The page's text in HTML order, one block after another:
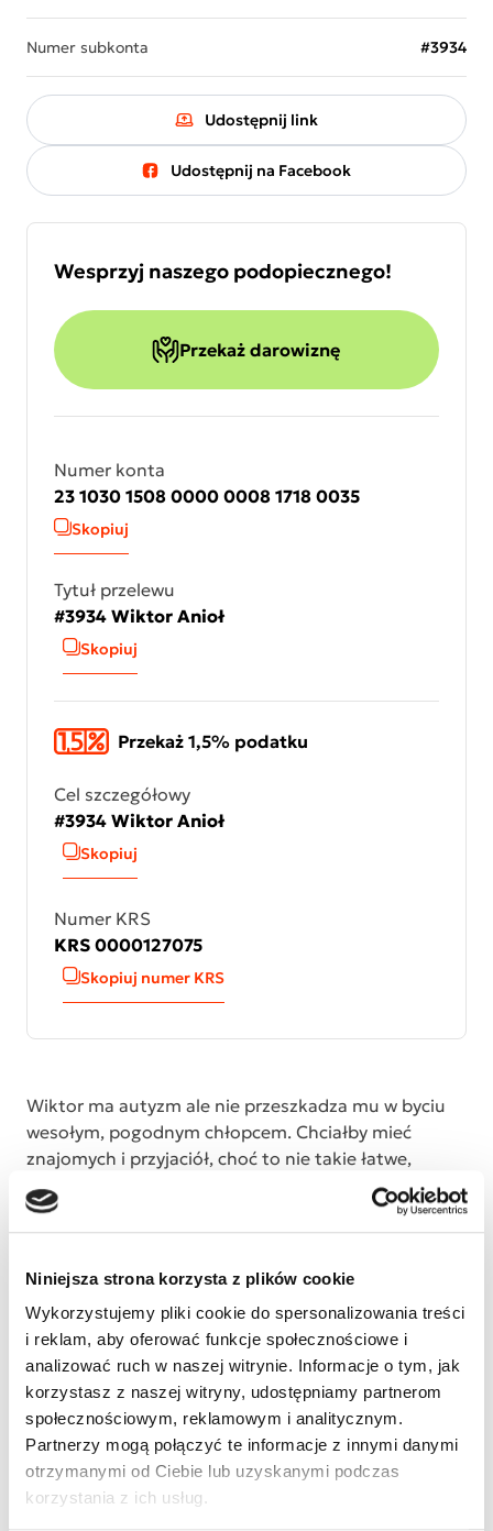
Niniejsza strona korzysta z plików cookie
Wykorzystujemy pliki cookie do spersonalizowania treści
i reklam, aby oferować funkcje społecznościowe i
analizować ruch w naszej witrynie. Informacje o tym, jak
korzystasz z naszej witryny, udostępniamy partnerom
społecznościowym, reklamowym i analitycznym.
Partnerzy mogą połączyć te informacje z innymi danymi
otrzymanymi od Ciebie lub uzyskanymi podczas
korzystania z ich usług.
Numer subkonta #3934
Udostępnij link
Udostępnij na Facebook
Wesprzyj naszego podopiecznego!
Przekaż darowiznę
Numer konta
23 1030 1508 0000 0008 1718 0035
Skopiuj
Tytuł przelewu
#3934 Wiktor Anioł
Skopiuj
Przekaż 1,5% podatku
Cel szczegółowy
#3934 Wiktor Anioł
Skopiuj
Numer KRS
KRS 0000127075
Skopiuj numer KRS
Wiktor ma autyzm ale nie przeszkadza mu w byciu
wesołym, pogodnym chłopcem. Chciałby mieć
znajomych i przyjaciół, choć to nie takie łatwe,
pomimo jego otwartości, gdyż nie do końca jest
rozumiany przez rówieśników. Nie boi się uczyć
nowych rzeczy. Rehabilitacja pomaga mu w
zrobił ogromny postęp. Trzeba kontynuować
terapię, aby nadal cieszyć się z jego osiągnięć. Dla
niektórych może to malutki postęp, ale dla nas jest
ogromny. Prosimy o przekazywanie 1% podatku oraz
darowizny i z góry dziękujemy.